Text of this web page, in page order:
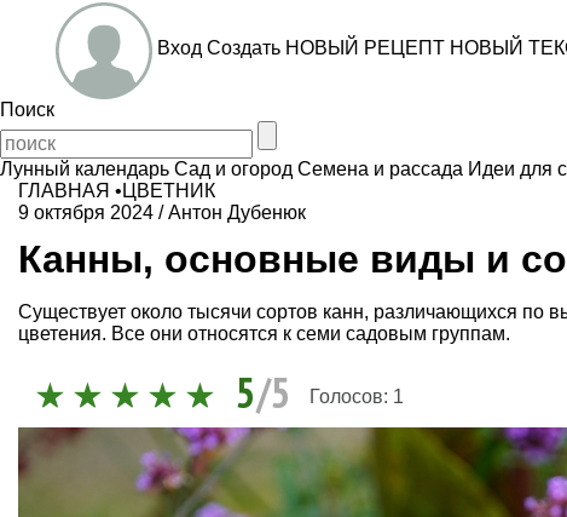
Вход Создать НОВЫЙ РЕЦЕПТ НОВЫЙ
Поиск
Лунный календарь Сад и огород Семена и рассада Идеи для
ГЛАВНАЯ • ЦВЕТНИК
9 октября 2024 /Антон Дубенюк
Канны, основные виды и
Существует около тысячи сортов канн, различающихся по
цветения. Все они относятся к семи садовым группам.
5/5 Голосов: 1